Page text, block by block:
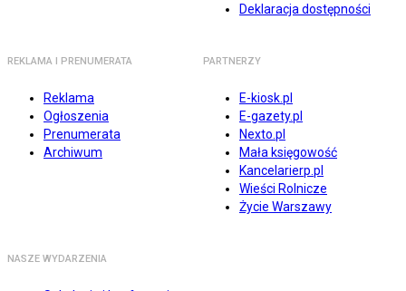
Deklaracja dostępności
REKLAMA I PRENUMERATA
Reklama
Ogłoszenia
Prenumerata
Archiwum
PARTNERZY
E-kiosk.pl
E-gazety.pl
Nexto.pl
Mała księgowość
Kancelarierp.pl
Wieści Rolnicze
Życie Warszawy
NASZE WYDARZENIA